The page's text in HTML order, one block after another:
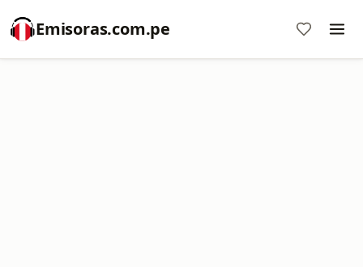
Emisoras.com.pe